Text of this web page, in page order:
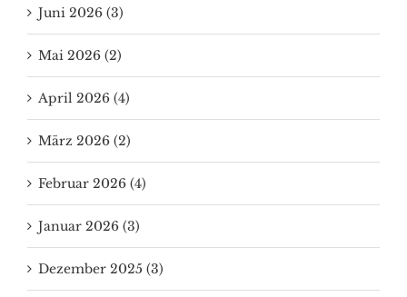
Juni 2026 (3)
Mai 2026 (2)
April 2026 (4)
März 2026 (2)
Februar 2026 (4)
Januar 2026 (3)
Dezember 2025 (3)